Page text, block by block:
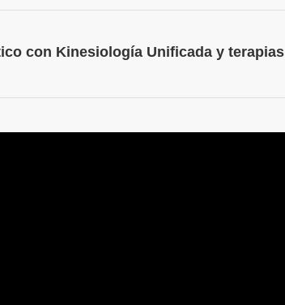
con Kinesiología Unificada y